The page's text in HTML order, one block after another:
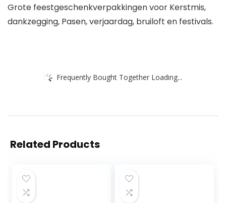
Grote feestgeschenkverpakkingen voor Kerstmis,
dankzegging, Pasen, verjaardag, bruiloft en festivals.
Frequently Bought Together Loading...
Related Products